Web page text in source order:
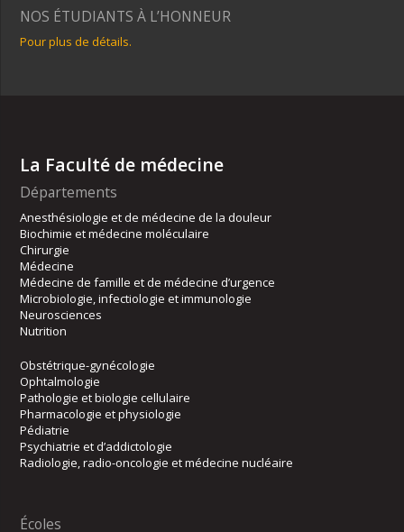
NOS ÉTUDIANTS À L’HONNEUR
Pour plus de détails.
La Faculté de médecine
Départements
Anesthésiologie et de médecine de la douleur
Biochimie et médecine moléculaire
Chirurgie
Médecine
Médecine de famille et de médecine d’urgence
Microbiologie, infectiologie et immunologie
Neurosciences
Nutrition
Obstétrique-gynécologie
Ophtalmologie
Pathologie et biologie cellulaire
Pharmacologie et physiologie
Pédiatrie
Psychiatrie et d’addictologie
Radiologie, radio-oncologie et médecine nucléaire
Écoles